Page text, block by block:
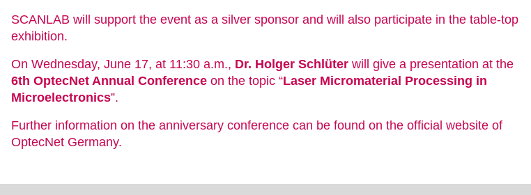
SCANLAB will support the event as a silver sponsor and will also participate in the table-top
exhibition.
On Wednesday, June 17, at 11:30 a.m., Dr. Holger Schlüter will give a presentation at the
6th OptecNet Annual Conference on the topic “Laser Micromaterial Processing in
Microelectronics”.
Further information on the anniversary conference can be found on the official website of
OptecNet Germany.